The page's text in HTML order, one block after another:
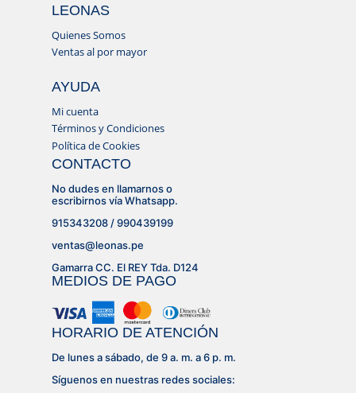
LEONAS
Quienes Somos
Ventas al por mayor
AYUDA
Mi cuenta
Términos y Condiciones
Política de Cookies
CONTACTO
No dudes en llamarnos o
escribirnos vía Whatsapp.
915343208 / 990439199
ventas@leonas.pe
Gamarra CC. El REY Tda. D124
MEDIOS DE PAGO
HORARIO DE ATENCIÓN
De lunes a sábado, de 9 a. m. a 6 p. m.
Síguenos en nuestras redes sociales: